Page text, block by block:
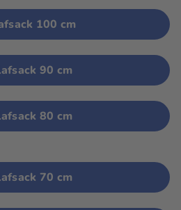
100 cm
90 cm
80 cm
70 cm